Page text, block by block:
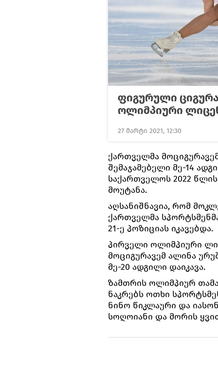
ფიგურული
ოლიმპიური
27 მარტი 2021, 12:30
ქართველმა
შემაჯამებელი მე-14
საქართველოს 2022
მოუტანა.
აღსანიშნავია, რომ
ქართველმა
21-ე პოზიციას იკავებდა.
პირველი ოლიმპიური
მოციგურავემ ალინა
მე-20 ადგილი დაიკავა.
ზამთრის ოლიმპიურ
ნაკრებს ოთხი
ნინო წიკლაური და
სოღოიანი და მორის